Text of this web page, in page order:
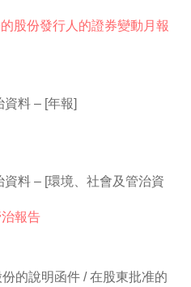
股份發行人的證券變動月報
料 – [年報]
料 – [環境、社會及管治資
報告
的說明函件 / 在股東批准的